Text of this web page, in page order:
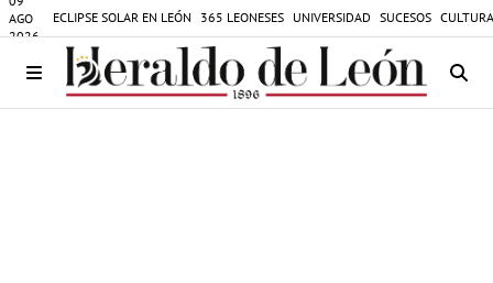
AGO
2026
ECLIPSE SOLAR EN LEÓN 365 LEONESES UNIVERSIDAD SUCESOS